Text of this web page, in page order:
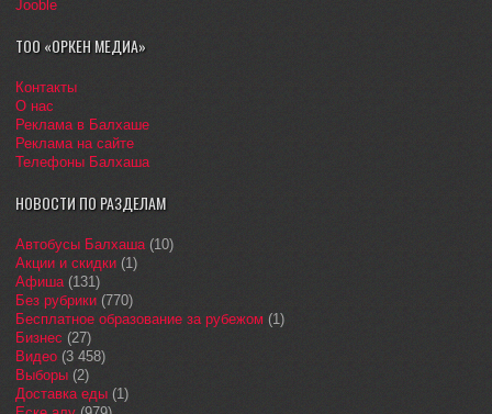
Jooble
ТОО «ОРКЕН МЕДИА»
Контакты
О нас
Реклама в Балхаше
Реклама на сайте
Телефоны Балхаша
НОВОСТИ ПО РАЗДЕЛАМ
Автобусы Балхаша(10)
Акции и скидки (1)
Афиша(131)
Без рубрики (770)
Бесплатное образование за рубежом (1)
Бизнес (27)
Видео (3 458)
Выборы (2)
Доставка еды (1)